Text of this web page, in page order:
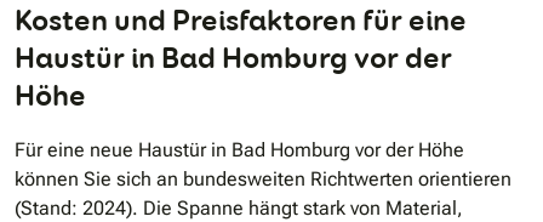
Kosten und Preisfaktoren für eine
Haustür in Bad Homburg vor der
Höhe
Für eine neue Haustür in Bad Homburg vor der Höhe
können Sie sich an bundesweiten Richtwerten orientieren
(Stand: 2024). Die Spanne hängt stark von Material,